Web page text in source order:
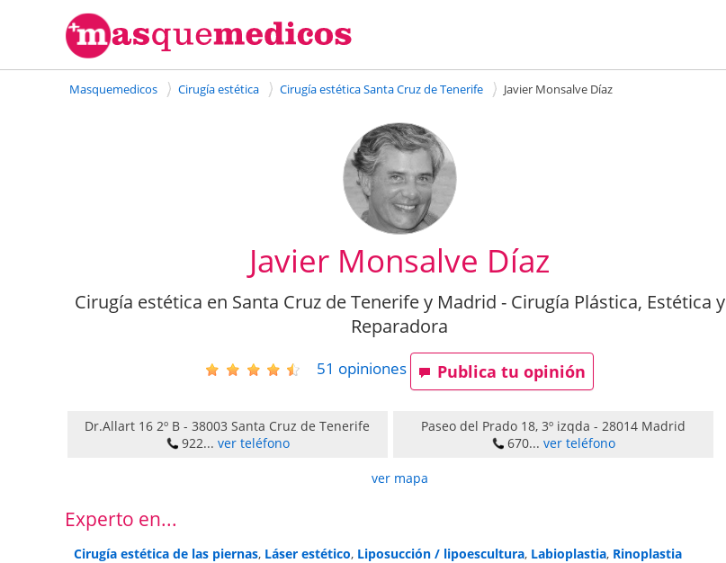
Masquemedicos Cirugía estética Cirugía estética Santa Cruz de Tenerife Javier Monsalve Díaz
Javier Monsalve Díaz
Cirugía estética en Santa Cruz de Tenerife y Madrid - Cirugía Plástica, Estética y
Reparadora
51 opiniones Publica tu opinión
Dr.Allart 16 2º B -38003 Santa Cruz de Tenerife
922... ver teléfono
Paseo del Prado 18, 3º izqda - 28014 Madrid
670... ver teléfono
ver mapa
Experto en...
Cirugía estética de las piernas, Láser estético, Liposucción / lipoescultura, Labioplastia, Rinoplastia